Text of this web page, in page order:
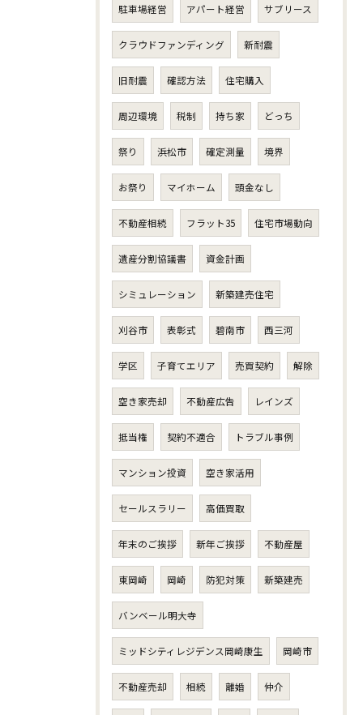
駐車場経営 アパート経営 サブリース
クラウドファンディング 新耐震
旧耐震 確認方法 住宅購入
周辺環境 税制 持ち家 どっち
祭り 浜松市 確定測量 境界
お祭り マイホーム 頭金なし
不動産相続 フラット35 住宅市場動向
遺産分割協議書 資金計画
シミュレーション 新築建売住宅
刈谷市 表彰式 碧南市 西三河
学区 子育てエリア 売買契約 解除
空き家売却 不動産広告 レインズ
抵当権 契約不適合 トラブル事例
マンション投資 空き家活用
セールスラリー 高価買取
年末のご挨拶 新年ご挨拶 不動産屋
東岡崎 岡崎 防犯対策 新築建売
バンベール明大寺
ミッドシティレジデンス岡崎康生 岡崎市
不動産売却 相続 離婚 仲介